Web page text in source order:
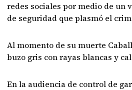
redes sociales por medio de un
de seguridad que plasmó el
Al momento de su muerte
buzo gris con rayas blancas y
En la audiencia de control de